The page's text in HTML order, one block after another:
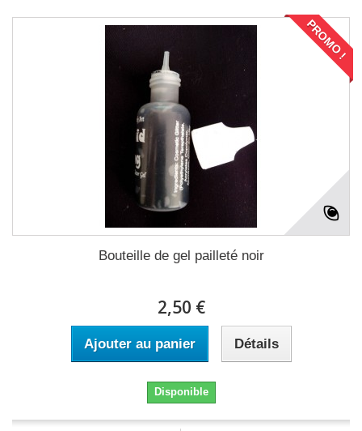
PROMO !
Bouteille de gel pailleté noir
2,50 €
Ajouter au panier Détails
Disponible